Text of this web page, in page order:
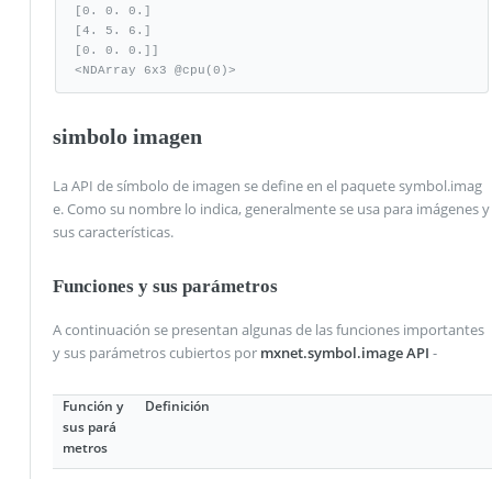
[0. 0. 0.]
[4. 5. 6.]
[0. 0. 0.]]
<NDArray 6x3 @cpu(0)>
simbolo imagen
La API de símbolo de imagen se define en el paquete symbol.imag
e. Como su nombre lo indica, generalmente se usa para imágenes y
sus características.
Funciones y sus parámetros
A continuación se presentan algunas de las funciones importantes
y sus parámetros cubiertos por mxnet.symbol.image API -
Función y
sus pará
metros
Definición